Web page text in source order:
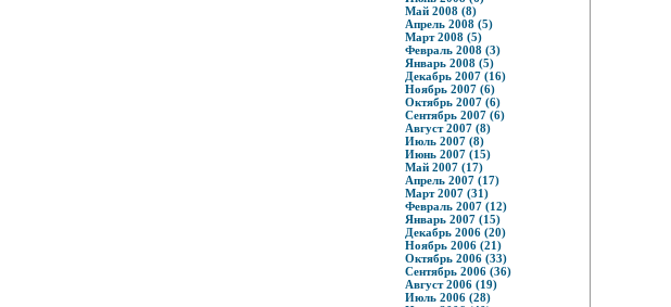
Май 2008 (8)
Апрель 2008 (5)
Март 2008 (5)
Февраль 2008 (3)
Январь 2008 (5)
Декабрь 2007 (16)
Ноябрь 2007 (6)
Октябрь 2007 (6)
Сентябрь 2007 (6)
Август 2007 (8)
Июль 2007 (8)
Июнь 2007 (15)
Май 2007 (17)
Апрель 2007 (17)
Март 2007 (31)
Февраль 2007 (12)
Январь 2007 (15)
Декабрь 2006 (20)
Ноябрь 2006 (21)
Октябрь 2006 (33)
Сентябрь 2006 (36)
Август 2006 (19)
Июль 2006 (28)